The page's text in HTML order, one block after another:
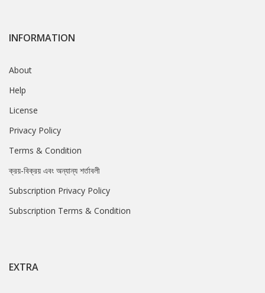
INFORMATION
About
Help
License
Privacy Policy
Terms & Condition
ক্রয়-বিক্রয় এবং অন্যান্য শর্তাবলী
Subscription Privacy Policy
Subscription Terms & Condition
EXTRA